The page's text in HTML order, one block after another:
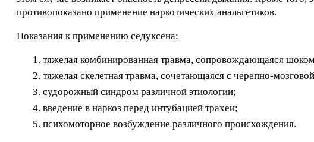
противопоказано применение наркотических анальгетиков.
Показания к применению седуксена:
тяжелая комбинированная травма, сопровождающаяся
тяжелая скелетная травма, сочетающаяся с черепно-
судорожный синдром различной этиологии;
введение в наркоз перед интубацией трахеи;
психомоторное возбуждение различного происхождения.